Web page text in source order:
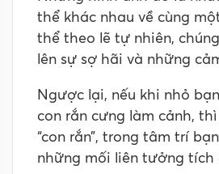
thể khác nhau về cùng
thể theo lẽ tự nhiên,
lên sự sợ hãi và những
Ngược lại, nếu khi nhỏ
con rắn cưng làm cảnh,
“con rắn”, trong tâm trí
những mối liên tưởng tích